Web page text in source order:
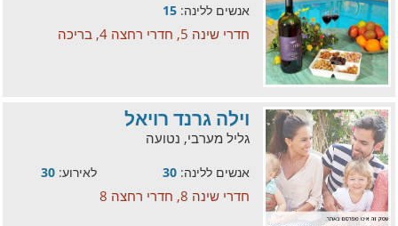
אנשים ללינה: 15
חדרי שינה 5, חדרי רחצה 4, בריכה
וילה גרנד רויאל
גליל מערבי, נטועה
אנשים ללינה: 30 לאירוע: 30
חדרי שינה 8, חדרי רחצה 8